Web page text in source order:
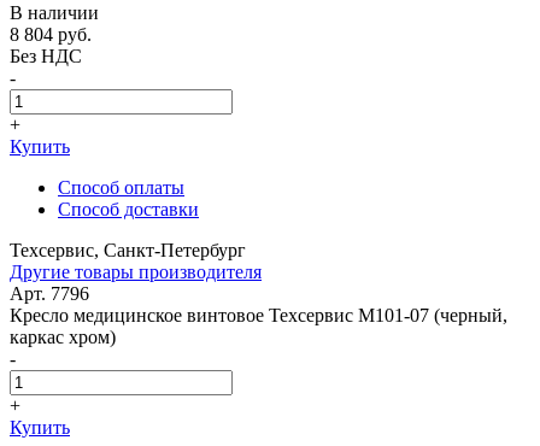
В наличии
8 804 руб.
Без НДС
-
+
Купить
Способ оплаты
Способ доставки
Техсервис, Санкт-Петербург
Другие товары производителя
Арт. 7796
Кресло медицинское винтовое Техсервис М101-07 (черный,
каркас хром)
-
+
Купить